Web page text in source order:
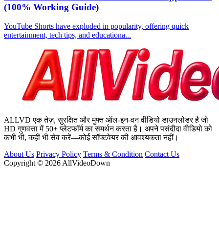
(100% Working Guide)
YouTube Shorts have exploded in popularity, offering quick
entertainment, tech tips, and educationa...
ALLVD एक तेज़, सुरक्षित और मुफ्त ऑल-इन-वन वीडियो डाउनलोडर है जो
HD गुणवत्ता में 50+ प्लेटफॉर्म का समर्थन करता है। अपने पसंदीदा वीडियो को
कभी भी, कहीं भी सेव करें—कोई सॉफ्टवेयर की आवश्यकता नहीं।
About Us Privacy Policy Terms & Condition Contact Us
Copyright © 2026 AllVideoDown